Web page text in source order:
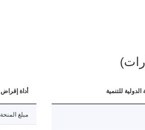
للتنمية أداة إقراض
مبلغ المنحة